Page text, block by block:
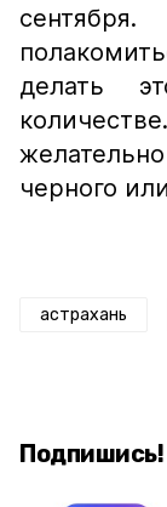
делать
черного
астрахань
Подпишись!